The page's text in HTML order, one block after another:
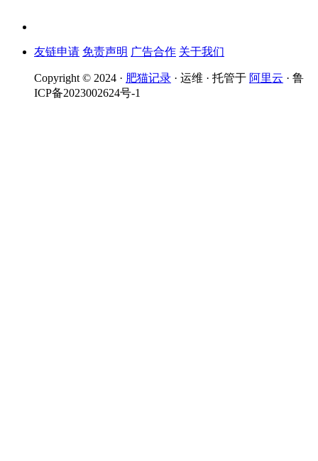
友链申请 免责声明 广告合作 关于我们
Copyright © 2024 · 肥猫记录 · 运维 · 托管于 阿里云 · 鲁
ICP备2023002624号-1